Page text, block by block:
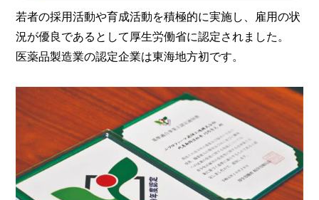
若者の採用活動や育成活動を積極的に実施し、雇用の状
況が優良であるとして厚生労働省に認定されました。
医薬品製造業の認定企業は東海地方初です。